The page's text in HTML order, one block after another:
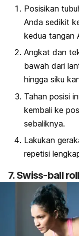
Posisikan
Anda sedikit
kedua tangan
Angkat dan
bawah dari
hingga siku
Tahan posisi
kembali ke
sebaliknya.
Lakukan
repetisi
7. Swiss-ball